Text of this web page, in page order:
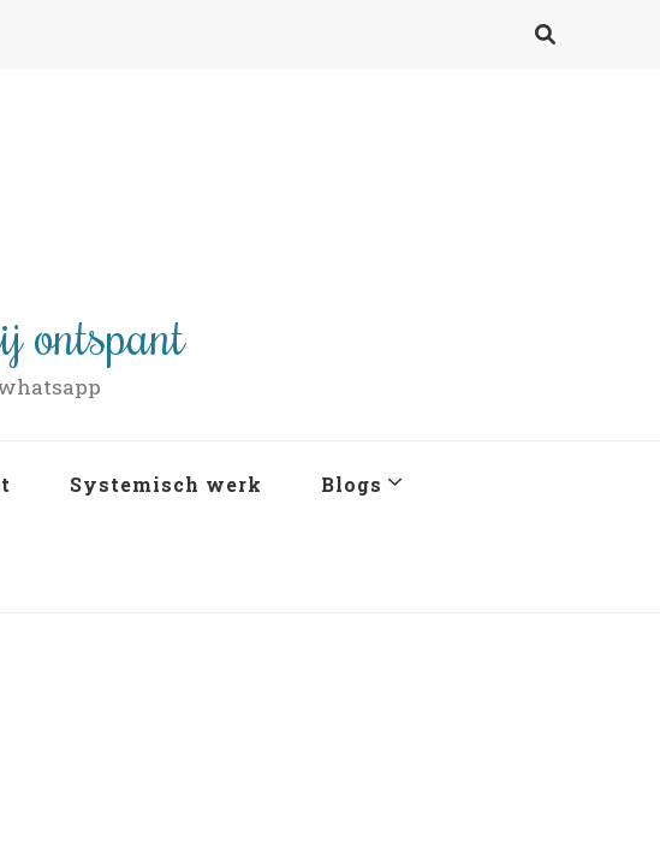
ontspant
Systemisch werk Blogs